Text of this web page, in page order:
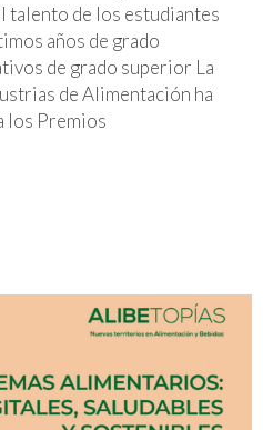
talento de los estudiantes
años de grado
de grado superior La
de Alimentación ha
los Premios